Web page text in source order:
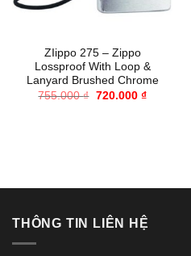
ZIippo 275 – Zippo
Lossproof With Loop &
Lanyard Brushed Chrome
755.000₫ Giá
720.000 ₫Giá
THÔNG TIN LIÊN HỆ